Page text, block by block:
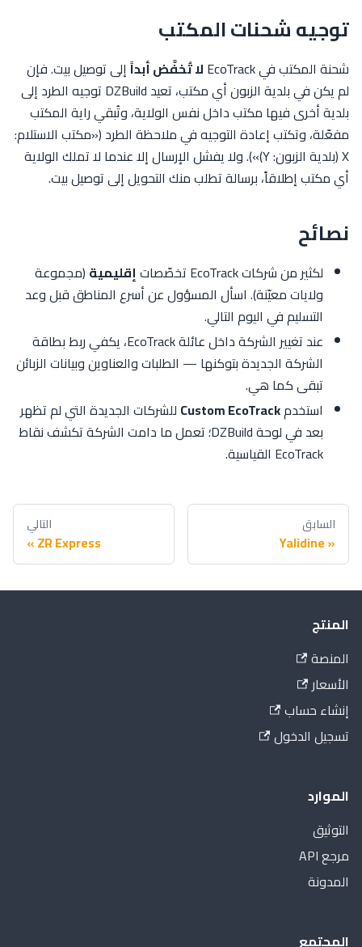
توجيه شحنات المكتب
شحنة المكتب في EcoTrack لا تُخفَّض أبداًإلى توصيل بيت. فإن
لم يكن في بلدية الزبون أي مكتب، تعيد DZBuild توجيه الطرد إلى
بلدية أخرى فيها مكتب داخل نفس الولاية، وتُبقي راية المكتب
مفعّلة، وتكتب إعادة التوجيه في ملاحظة الطرد («مكتب الاستلام:
X (بلدية الزبون: Y)»). ولا يفشل الإرسال إلا عندما لا تملك الولاية
أي مكتب إطلاقاً، برسالة تطلب منك التحويل إلى توصيل بيت.
نصائح
لكثير من شركات EcoTrack تخصّصات إقليمية (مجموعة
ولايات معيّنة). اسأل المسؤول عن أسرع المناطق قبل وعد
التسليم في اليوم التالي.
عند تغيير الشركة داخل عائلة EcoTrack، يكفي ربط بطاقة
الشركة الجديدة بتوكنها — الطلبات والعناوين وبيانات الزبائن
تبقى كما هي.
استخدمCustom EcoTrack للشركات الجديدة التي لم تظهر
بعد في لوحة DZBuild؛ تعمل ما دامت الشركة تكشف نقاط
EcoTrack القياسية.
السابق
Yalidine
التالي
ZR Express
المنتج
المنصة
الأسعار
إنشاء حساب
تسجيل الدخول
الموارد
التوثيق
مرجع API
المدونة
المجتمع